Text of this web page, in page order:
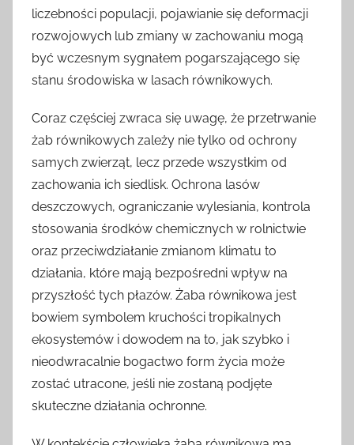
liczebności populacji, pojawianie się deformacji
rozwojowych lub zmiany w zachowaniu mogą
być wczesnym sygnałem pogarszającego się
stanu środowiska w lasach równikowych.
Coraz częściej zwraca się uwagę, że przetrwanie
żab równikowych zależy nie tylko od ochrony
samych zwierząt, lecz przede wszystkim od
zachowania ich siedlisk. Ochrona lasów
deszczowych, ograniczanie wylesiania, kontrola
stosowania środków chemicznych w rolnictwie
oraz przeciwdziałanie zmianom klimatu to
działania, które mają bezpośredni wpływ na
przyszłość tych płazów. Żaba równikowa jest
bowiem symbolem kruchości tropikalnych
ekosystemów i dowodem na to, jak szybko i
nieodwracalnie bogactwo form życia może
zostać utracone, jeśli nie zostaną podjęte
skuteczne działania ochronne.